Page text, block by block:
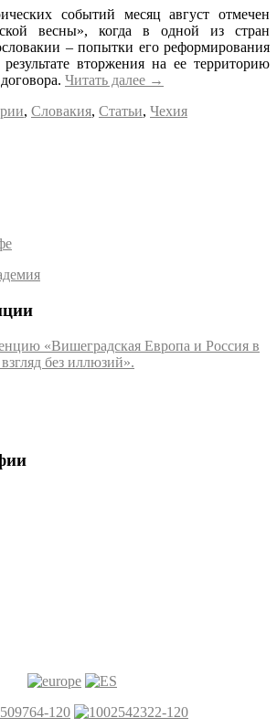
событий месяц август отмечен
весны», когда в одной из стран
– попытки его реформирования
вторжения на ее территорию
Читать далее →
, Словакия, Статьи, Чехия